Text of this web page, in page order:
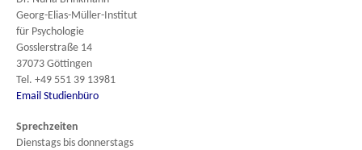
Georg-Elias-Müller-Institut
für Psychologie
Gosslerstraße 14
37073 Göttingen
Tel. +49 551 39 13981
Email Studienbüro
Sprechzeiten
Dienstags bis donnerstags